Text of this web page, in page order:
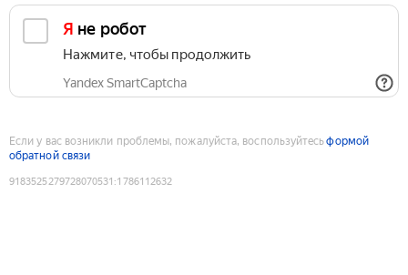
Я не робот
Нажмите, чтобы продолжить
Yandex SmartCaptcha
Если у вас возникли проблемы, пожалуйста, воспользуйтесьформой
обратной связи
9183525279728070531 :1786112632